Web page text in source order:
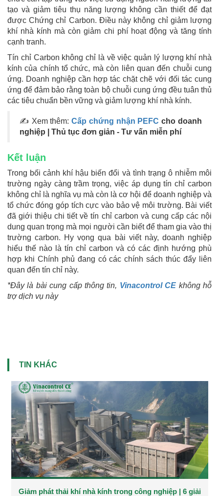
tạo và giảm tiêu thụ năng lượng không cần thiết để đạt
được Chứng chỉ Carbon. Điều này không chỉ giảm lượng
khí nhà kính mà còn giảm chi phí hoạt động và tăng tính
cạnh tranh.
Tín chỉ Carbon không chỉ là về việc quản lý lượng khí nhà
kính của chính tổ chức, mà còn liên quan đến chuỗi cung
ứng. Doanh nghiệp cần hợp tác chặt chẽ với đối tác cung
ứng để đảm bảo rằng toàn bộ chuỗi cung ứng đều tuân thủ
các tiêu chuẩn bền vững và giảm lượng khí nhà kính.
✍ Xem thêm:Cấp chứng nhận PEFCcho doanh
nghiệp | Thủ tục đơn giản - Tư vấn miễn phí
Kết luận
Trong bối cảnh khí hậu biến đổi và tình trạng ô nhiễm môi
trường ngày càng trầm trọng, việc áp dụng tín chỉ carbon
không chỉ là nghĩa vụ mà còn là cơ hội để doanh nghiệp và
tổ chức đóng góp tích cực vào bảo vệ môi trường. Bài viết
đã giới thiệu chi tiết về tín chỉ carbon và cung cấp các nội
dung quan trọng mà mọi người cần biết để tham gia vào thị
trường carbon. Hy vọng qua bài viết này, doanh nghiệp
hiểu thế nào là tín chỉ carbon và có các định hướng phù
hợp khi Chính phủ đang có các chính sách thúc đẩy liên
quan đến tín chỉ này.
*Đây là bài cung cấp thông tin, Vinacontrol CE không hỗ
trợ dịch vụ này
TIN KHÁC
Giảm phát thải khí nhà kính trong công nghiệp | 6 giải